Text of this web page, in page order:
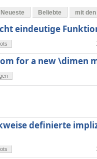
Neueste Beliebte mit
eindeutige
for a new \dimen
definierte